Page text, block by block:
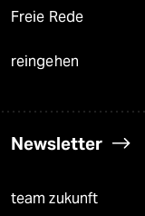
Freie Rede
reingehen
Newsletter
team zukunft